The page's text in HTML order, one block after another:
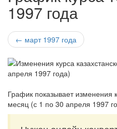
1997 года
← март 1997 года
График показывает изменения
месяц (с 1 по 30 апреля 1997